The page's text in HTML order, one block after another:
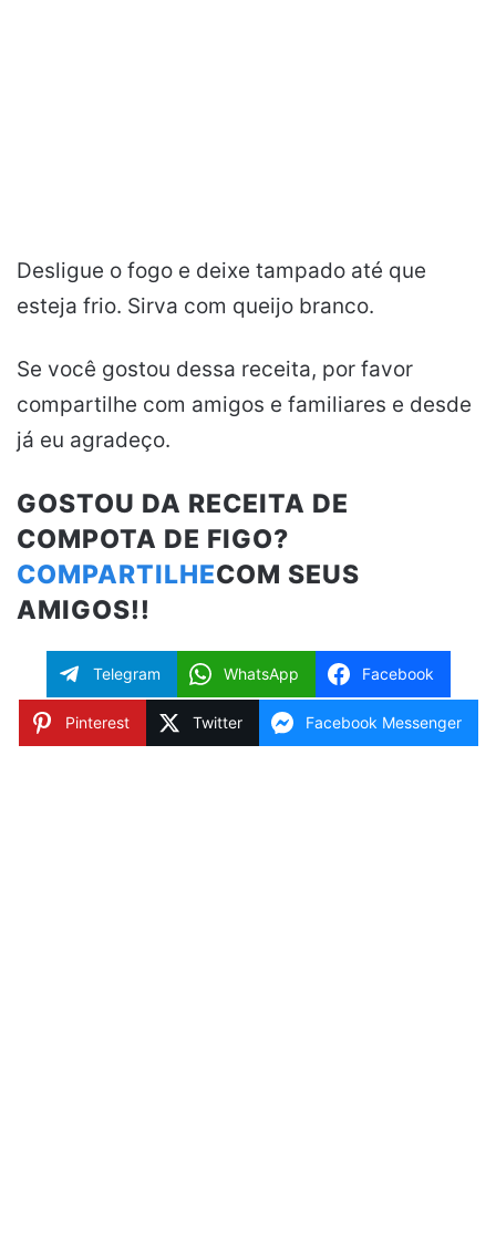
Desligue o fogo e deixe tampado até que
esteja frio. Sirva com queijo branco.
Se você gostou dessa receita, por favor
compartilhe com amigos e familiares e desde
já eu agradeço.
GOSTOU DA RECEITA DE
COMPOTA DE FIGO?
COMPARTILHECOM SEUS
AMIGOS!!
Telegram WhatsApp Facebook
Pinterest Twitter Facebook Messenger